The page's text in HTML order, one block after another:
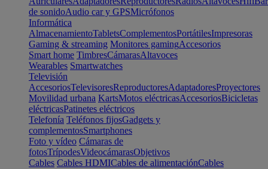
de sonidoAudio car y GPSMicrófonos
Informática
AlmacenamientoTabletsComplementosPortátilesImpresoras
Gaming & streaming Monitores gamingAccesorios
Smart home TimbresCámarasAltavoces
Wearables Smartwatches
Televisión
AccesoriosTelevisoresReproductoresAdaptadoresProyectores
Movilidad urbana KartsMotos eléctricasAccesoriosBicicletas
eléctricasPatinetes eléctricos
Telefonía Teléfonos fijosGadgets y
complementosSmartphones
Foto y vídeo Cámaras de
fotosTrípodesVideocámarasObjetivos
Cables Cables HDMICables de alimentaciónCables